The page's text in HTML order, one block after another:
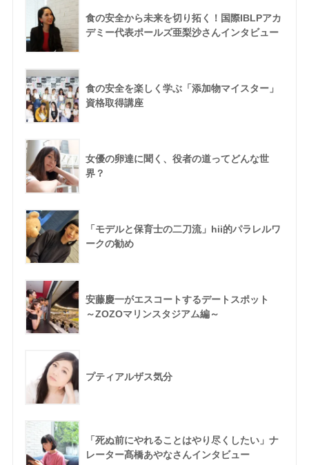
食の安全から未来を切り拓く！国際IBLPアカ
デミー代表ポールズ亜梨沙さんインタビュー
食の安全を楽しく学ぶ「添加物マイスター」
資格取得講座
女優の卵達に聞く、役者の道ってどんな世
界？
「モデルと保育士の二刀流」hii的パラレルワ
ークの勧め
安藤慶一がエスコートするデートスポット
～ZOZOマリンスタジアム編～
プティアルザス気分
「死ぬ前にやれることはやり尽くしたい」ナ
レーター髙橋あやなさんインタビュー